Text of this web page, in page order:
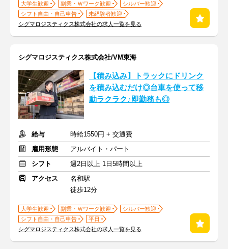
大学生歓迎 副業・Ｗワーク歓迎
シルバー歓迎
シフト自由・自己申告
未経験者歓迎
シグマロジスティクス株式会社の求人一覧を見る
シグマロジスティクス株式会社/VM東海
【積み込み】トラックにドリンク
を積み込むだけ◎台車を使って移
動ラクラク♪即勤務も◎
給与
時給1550円 + 交通費
雇用形態
アルバイト・パート
シフト
週2日以上 1日5時間以上
アクセス
名和駅
徒歩12分
大学生歓迎 副業・Ｗワーク歓迎
シルバー歓迎
シフト自由・自己申告
平日
シグマロジスティクス株式会社の求人一覧を見る